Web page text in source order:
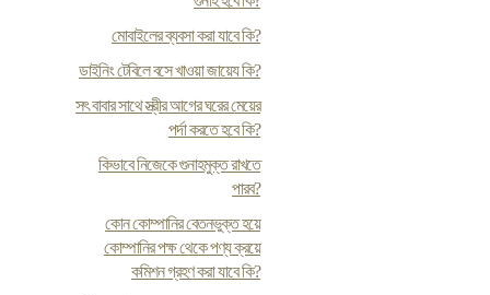
মোবাইলের ব্যবসা করা যাবে কি?
ডাইনিং টেবিলে বসে খাওয়া জায়েয কি?
সৎ বাবার সাথে স্ত্রীর আগের ঘরের মেয়ের
পর্দা করতে হবে কি?
কিভাবে নিজেকে গুনাহমুক্ত রাখতে
পারব?
কোন কোম্পানির বেতনভুক্ত হয়ে
কোম্পানির পক্ষ থেকে পণ্য ক্রয়ে
কমিশন গ্রহণ করা যাবে কি?